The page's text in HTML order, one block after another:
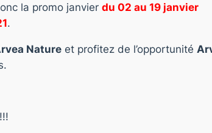
la promo janvier du 02 au 19 janvier
.
Nature et profitez de l’opportunité